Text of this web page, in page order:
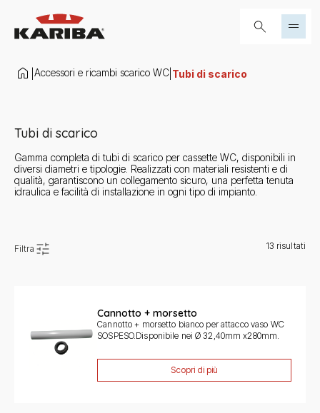
Accessori e ricambi scarico WC Tubi di scarico
Tubi di scarico
Gamma completa di tubi di scarico per cassette WC, disponibili in
diversi diametri e tipologie. Realizzati con materiali resistenti e di
qualità, garantiscono un collegamento sicuro, una perfetta tenuta
idraulica e facilità di installazione in ogni tipo di impianto.
Filtra 13 risultati
Cannotto + morsetto
Cannotto + morsetto bianco per attacco vaso WC
SOSPESO.Disponibile nei Ø 32,40mm x280mm.
Scopri di più